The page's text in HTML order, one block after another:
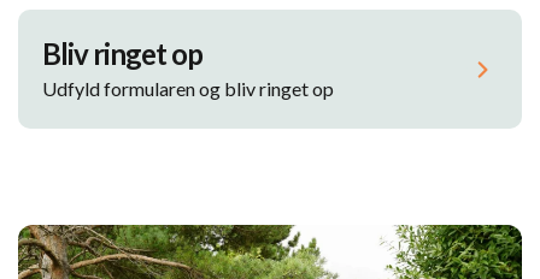
Bliv ringet op
Udfyld formularen og bliv ringet op